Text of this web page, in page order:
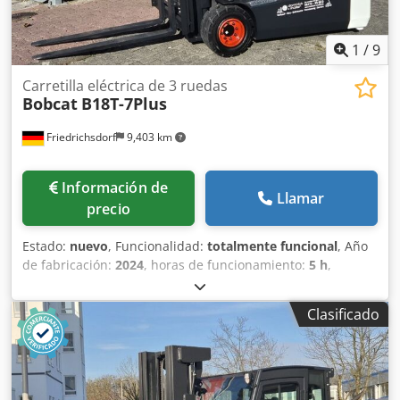
1 /9
Friedrichsdorf 9,403 km
Carretilla eléctrica de 3 ruedas
Bobcat B18T-7Plus
Información de
precio
Llamar
Estado: nuevo, Funcionalidad: totalmente funcional, Año
de fabricación: 2024, horas de funcionamiento: 5 h,
1,800 kg, altura de elevación:
mm, ascensor libre:1,540 mm, tipo de combustible:
eléctrico , tipo de mástil:
, altura de construcción:
2,130 mm, potencia: 6 kW (8.16 CV), anchura del
portahorquillas:
902 mm, longitud de la horquilla:1,200
mm, peso en vacío: 3,250 kg, longitud total:1,991 mm,
tipo de accionamiento:Elektro, ancho de construcción:
Clasificado